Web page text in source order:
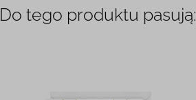
Do tego produktu pasują: